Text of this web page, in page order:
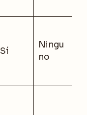
Sí
Ningu
no